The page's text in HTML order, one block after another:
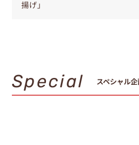
揚げ」
Special スペシャル